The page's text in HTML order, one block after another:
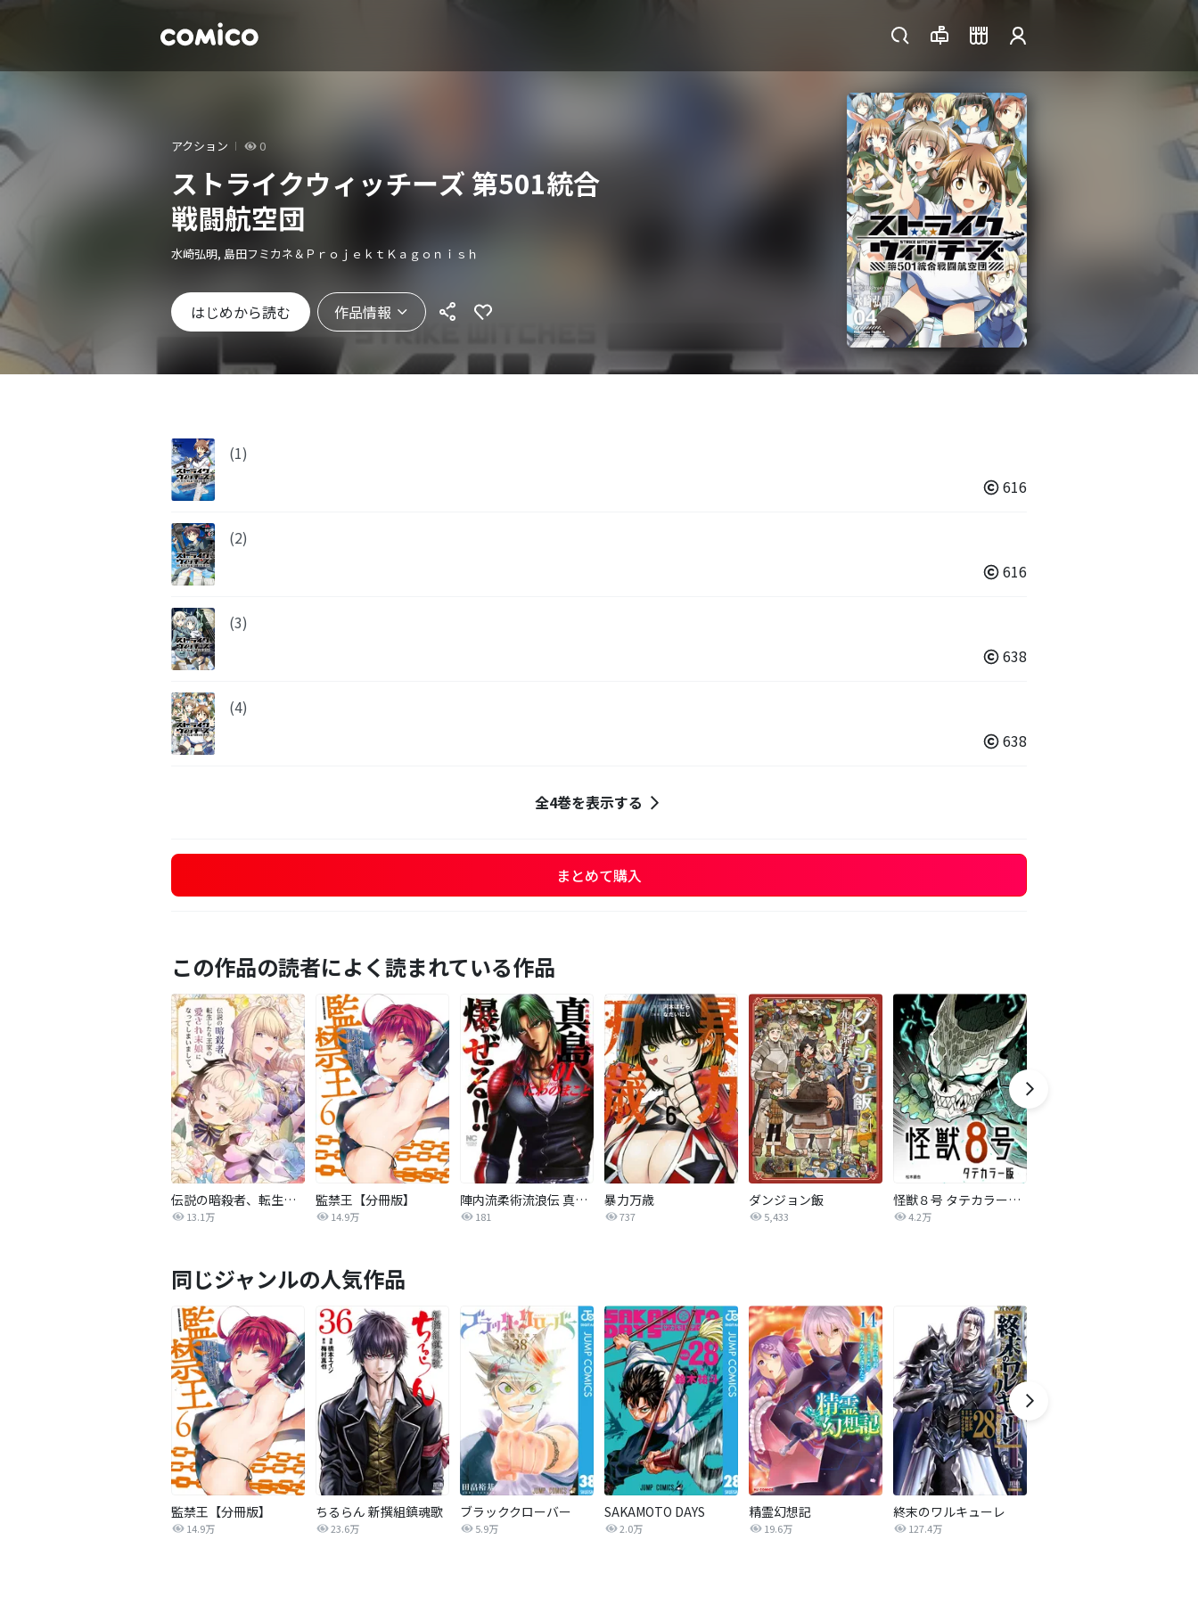
アクション 0
ストライクウィッチーズ 第501統合
戦闘航空団
水崎弘明, 島田フミカネ＆ＰｒｏｊｅｋｔＫａｇｏｎｉｓｈ
はじめから読む 作品情報
(1)
616
(2)
616
(3)
638
(4)
638
全4巻を表示する
まとめて購入
この作品の読者によく読まれている作品
伝説の暗殺者、転生したら王家の愛され末娘になってしまいまして。【タテヨミ】
13.1万
監禁王【分冊版】
14.9万
陣内流柔術流浪伝 真島、爆ぜる！！
181
暴力万歳
737
ダンジョン飯
5,433
怪獣８号 タテカラー版【タテヨミ】
4.2万
同じジャンルの人気作品
監禁王【分冊版】
14.9万
ちるらん 新撰組鎮魂歌
23.6万
ブラッククローバー
5.9万
SAKAMOTO DAYS
2.0万
精霊幻想記
19.6万
終末のワルキューレ
127.4万